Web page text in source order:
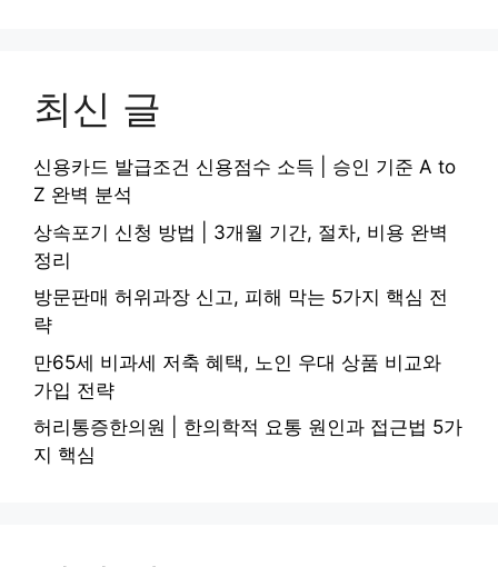
최신 글
신용카드 발급조건 신용점수 소득 | 승인 기준 A to
Z 완벽 분석
상속포기 신청 방법 | 3개월 기간, 절차, 비용 완벽
정리
방문판매 허위과장 신고, 피해 막는 5가지 핵심 전
략
만65세 비과세 저축 혜택, 노인 우대 상품 비교와
가입 전략
허리통증한의원 | 한의학적 요통 원인과 접근법 5가
지 핵심